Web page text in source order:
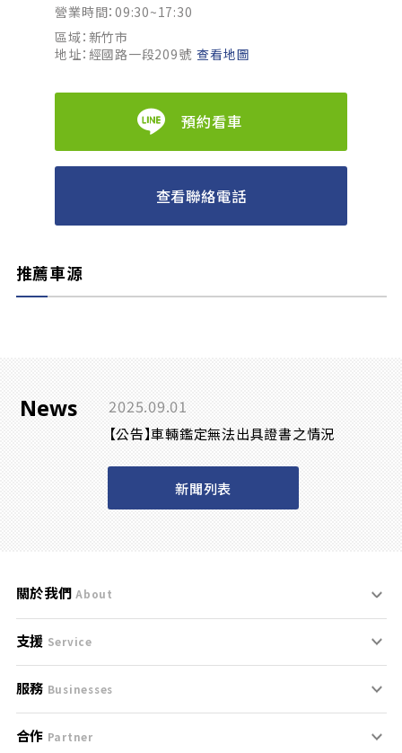
營業時間：09:30~17:30
區域：新竹市
地址：經國路一段209號 查看地圖
預約看車
查看聯絡電話
推薦車源
News 2025.09.01
【公告】車輛鑑定無法出具證書之情況
新聞列表
關於我們 About
刊登規範
服務條款
免責聲明
支援 Service
支援中心
聯絡我們
服務 Businesses
什麼是Goo鑑定？
合作 Partner